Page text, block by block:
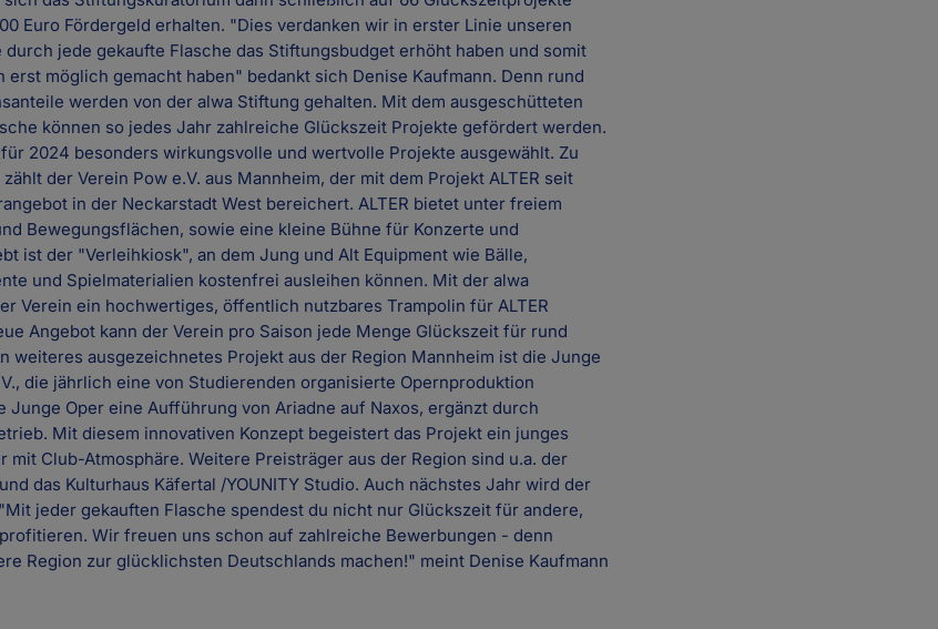
Euro Fördergeld erhalten. "Dies verdanken wir in erster Linie unseren
jede gekaufte Flasche das Stiftungsbudget erhöht haben und somit
möglich gemacht haben" bedankt sich Denise Kaufmann. Denn rund
werden von der alwa Stiftung gehalten. Mit dem ausgeschütteten
können so jedes Jahr zahlreiche Glückszeit Projekte gefördert werden.
2024 besonders wirkungsvolle und wertvolle Projekte ausgewählt. Zu
der Verein Pow e.V. aus Mannheim, der mit dem Projekt ALTER seit
in der Neckarstadt West bereichert. ALTER bietet unter freiem
Bewegungsflächen, sowie eine kleine Bühne für Konzerte und
ist der "Verleihkiosk", an dem Jung und Alt Equipment wie Bälle,
und Spielmaterialien kostenfrei ausleihen können. Mit der alwa
Verein ein hochwertiges, öffentlich nutzbares Trampolin für ALTER
Angebot kann der Verein pro Saison jede Menge Glückszeit für rund
weiteres ausgezeichnetes Projekt aus der Region Mannheim ist die Junge
die jährlich eine von Studierenden organisierte Opernproduktion
Junge Oper eine Aufführung von Ariadne auf Naxos, ergänzt durch
Mit diesem innovativen Konzept begeistert das Projekt ein junges
mit Club-Atmosphäre. Weitere Preisträger aus der Region sind u.a. der
das Kulturhaus Käfertal /YOUNITY Studio. Auch nächstes Jahr wird der
jeder gekauften Flasche spendest du nicht nur Glückszeit für andere,
Wir freuen uns schon auf zahlreiche Bewerbungen - denn
Region zur glücklichsten Deutschlands machen!" meint Denise Kaufmann